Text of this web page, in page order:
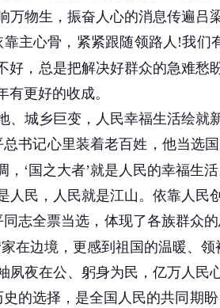
万物生，振奋人心的消息传遍吕
靠主心骨，紧紧跟随领路人 !我们
好，总是把解决好群众的急难愁
有更好的收成。
、城乡巨变，人民幸福生活绘就
总书记心里装着老百姓，他当选
，‘国之大者’就是人民的幸福生
人民，人民就是江山。依靠人民
同志全票当选，体现了各族群众
在边境，更感到祖国的温暖、
夙夜在公、躬身为民，亿万人民
史的选择，是全国人民的共同期盼